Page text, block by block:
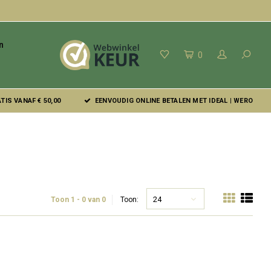
0
VANAF € 50,00 EENVOUDIG ONLINE BETALEN MET IDEAL | WERO
Toon 1 - 0 van 0 Toon: 24